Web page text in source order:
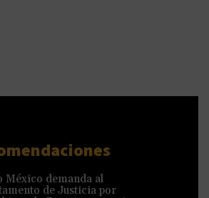
México demanda al
de Justicia por